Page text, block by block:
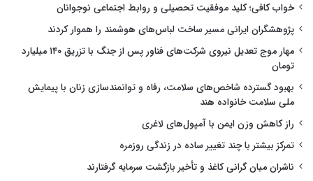
خواب کافی؛ کلید موفقیت تحصیلی و روابط اجتماعی نوجوانان
پژوهشگران ایرانی مسیر ساخت لباس‌های هوشمند را هموار کردند
مهار موج تعدیل نیروی شرکت‌های فناور پس از جنگ با تزریق ۱۴۰ میلیارد
تومان
بهبود گسترده شاخص‌های سلامت، رفاه و توانمندسازی زنان با پیمایش
ملی سلامت خانواده هند
راز کاهش وزن ایمن با آمپول‌های لاغری
تمرکز بیشتر با چند تغییر ساده در زندگی روزمره
ناشران میان گرانی کاغذ و تأخیر بازگشت سرمایه گرفتارند